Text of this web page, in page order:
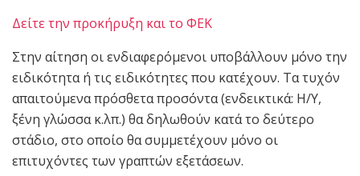
Δείτε την προκήρυξη και το ΦΕΚ
Στην αίτηση οι ενδιαφερόμενοι υποβάλλουν μόνο την
ειδικότητα ή τις ειδικότητες που κατέχουν. Τα τυχόν
απαιτούμενα πρόσθετα προσόντα (ενδεικτικά: Η/Υ,
ξένη γλώσσα κ.λπ.) θα δηλωθούν κατά το δεύτερο
στάδιο, στο οποίο θα συμμετέχουν μόνο οι
επιτυχόντες των γραπτών εξετάσεων.